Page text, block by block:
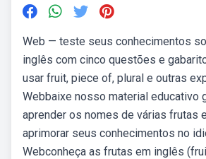
Web — teste seus conhecimentos
inglês com cinco questões e
usar fruit, piece of, plural e outras
Webbaixe nosso material educativo
aprender os nomes de várias frutas
aprimorar seus conhecimentos no
Webconheça as frutas em inglês